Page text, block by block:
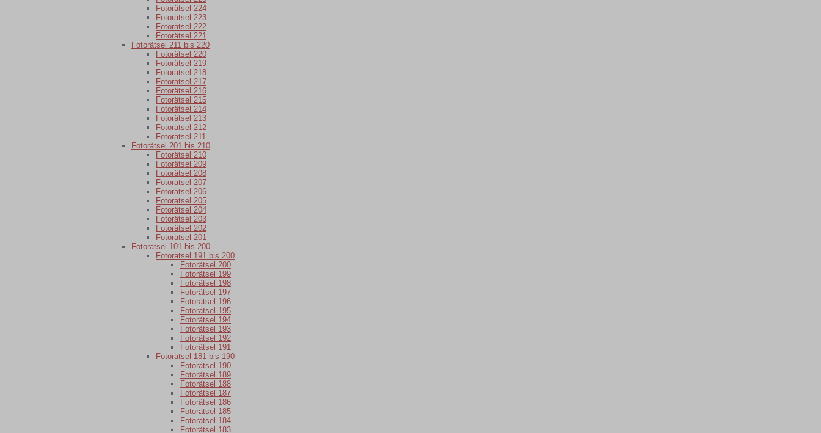
Fotorätsel 224
Fotorätsel 223
Fotorätsel 222
Fotorätsel 221
Fotorätsel 211 bis 220
Fotorätsel 220
Fotorätsel 219
Fotorätsel 218
Fotorätsel 217
Fotorätsel 216
Fotorätsel 215
Fotorätsel 214
Fotorätsel 213
Fotorätsel 212
Fotorätsel 211
Fotorätsel 201 bis 210
Fotorätsel 210
Fotorätsel 209
Fotorätsel 208
Fotorätsel 207
Fotorätsel 206
Fotorätsel 205
Fotorätsel 204
Fotorätsel 203
Fotorätsel 202
Fotorätsel 201
Fotorätsel 101 bis 200
Fotorätsel 191 bis 200
Fotorätsel 200
Fotorätsel 199
Fotorätsel 198
Fotorätsel 197
Fotorätsel 196
Fotorätsel 195
Fotorätsel 194
Fotorätsel 193
Fotorätsel 192
Fotorätsel 191
Fotorätsel 181 bis 190
Fotorätsel 190
Fotorätsel 189
Fotorätsel 188
Fotorätsel 187
Fotorätsel 186
Fotorätsel 185
Fotorätsel 184
Fotorätsel 183